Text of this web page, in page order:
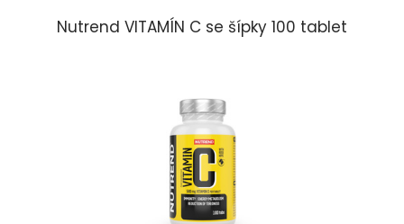
Nutrend VITAMÍN C se šípky 100 tablet